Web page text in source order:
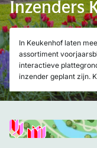
Inzenders
In Keukenhof laten
assortiment
interactieve
inzender geplant zijn.